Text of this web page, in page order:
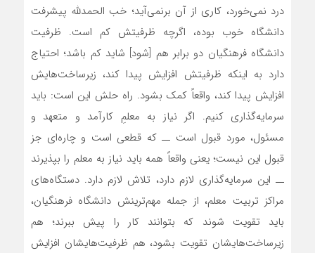
درد نمی‌خورد، کاری از آن برنمی‌آید؛ خب الحمدلله پیشرفت
دانشگاه خوب بوده، اگرچه ظرفیتش کم است. ظرفیت
دانشگاه فرهنگیان دو برابر هم [شود] شاید کم باشد؛ احتیاج
دارد به اینکه ظرفیتش افزایش پیدا کند، زیرساخت‌هایش
افزایش پیدا کند، واقعاً کمک بشود. راه حلش این است: باید
سرمایه‌گذاری کنیم. اگر نیاز به معلمِ کارآمد و متعهد و
مسئول، مورد قبول است ــ که قطعی است و چاره‌ای جز
قبول این نیست؛ یعنی واقعاً همه باید نیاز به معلم را بپذیرند
ــ این سرمایه‌گذاری لازم دارد، تلاش لازم دارد. دستگاه‌های
مراکز تربیت معلم، از جمله مهم‌ترینش دانشگاه فرهنگیان،
باید تقویت شوند که بتوانند کار را پیش ببرند؛ هم
زیرساخت‌هایشان تقویت بشود، هم ظرفیت‌هایشان افزایش